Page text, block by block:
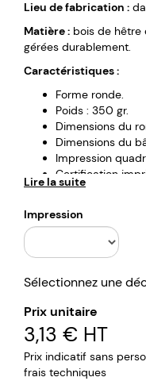
Lieu de fabrication :
Matière : bois de hêtre
gérées durablement.
Caractéristiques :
Forme ronde.
Poids : 350 gr.
Dimensions du
Dimensions du
Impression
Certification
Possibilité de
Lire la suite
Impression
Sélectionnez une
Prix unitaire
3,13 € HT
Prix indicatif sans
frais techniques